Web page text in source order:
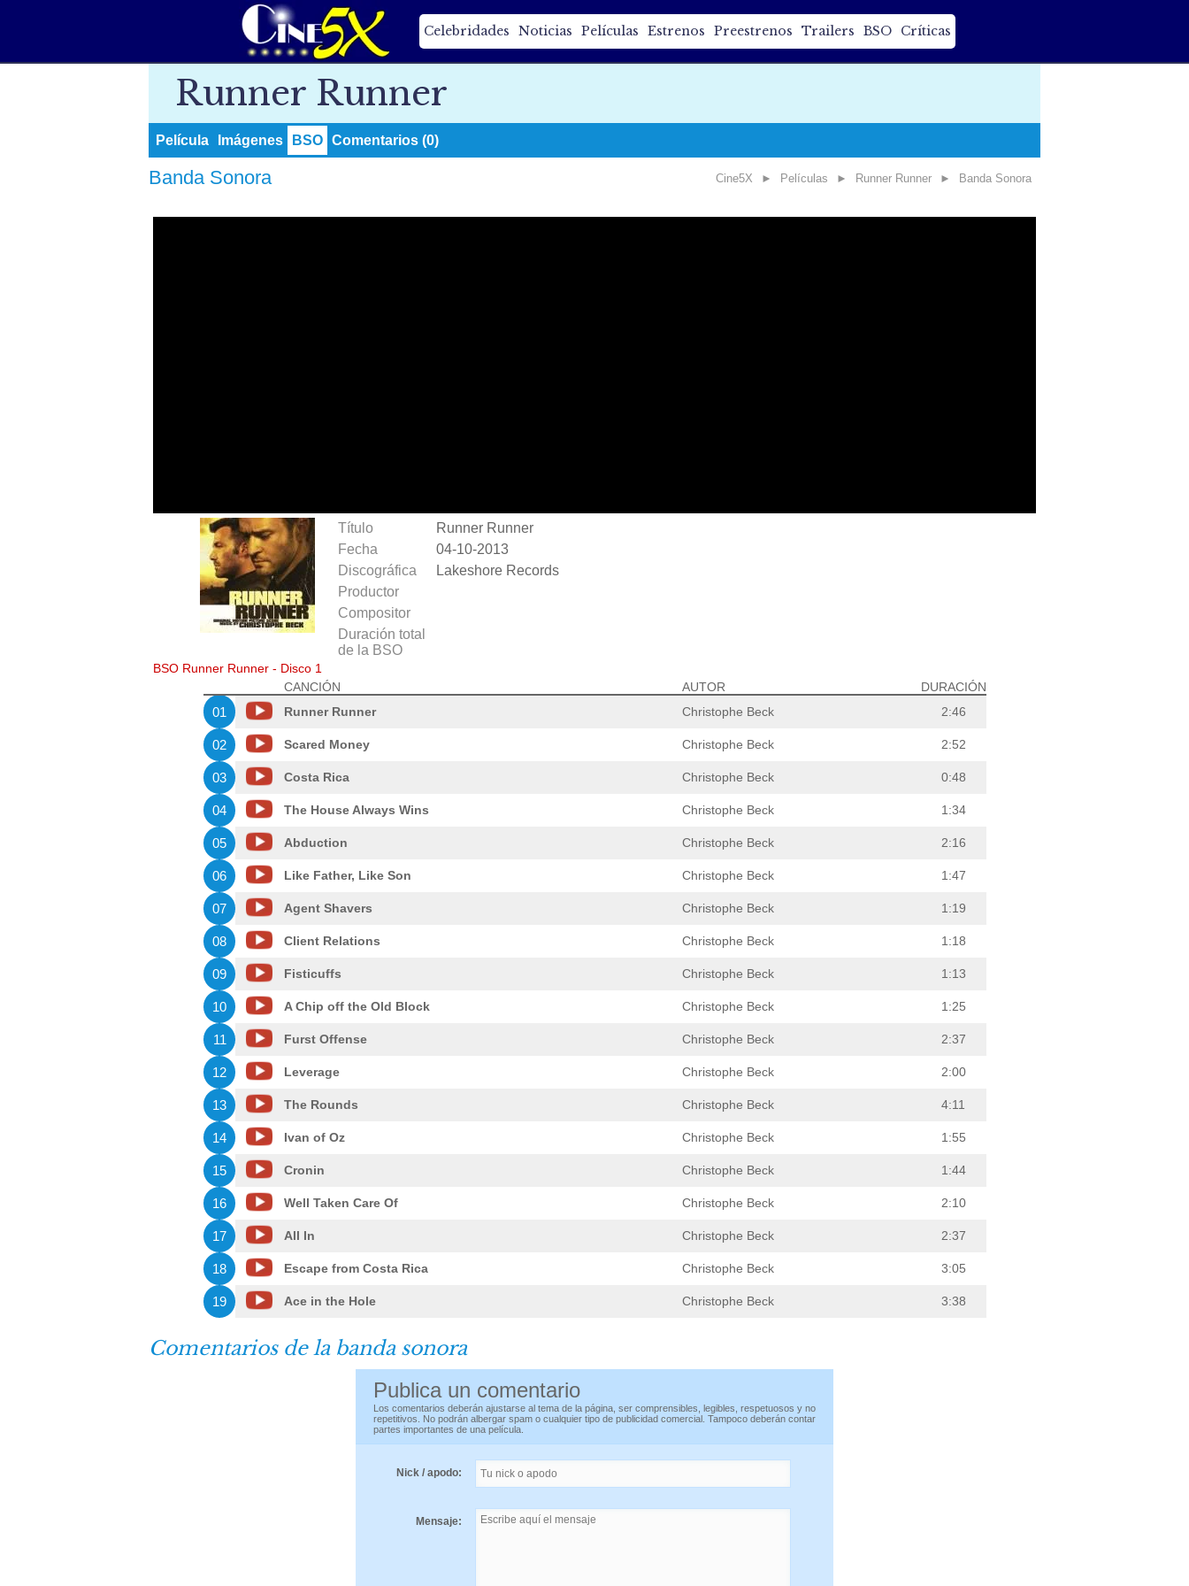
Celebridades Noticias Películas Estrenos Preestrenos Trailers BSO Críticas
Runner Runner
Película Imágenes BSO Comentarios (0)
Banda Sonora Cine5X ► Películas ► Runner Runner ► Banda Sonora
Título
Runner Runner
Fecha
04-10-2013
Discográfica
Lakeshore Records
Productor
Compositor
Duración total
de la BSO
BSO Runner Runner - Disco 1
CANCIÓN
AUTOR DURACIÓN
01 Runner Runner Christophe Beck 2:46
02 Scared Money Christophe Beck 2:52
03 Costa Rica Christophe Beck 0:48
04 The House Always Wins Christophe Beck 1:34
05 Abduction Christophe Beck 2:16
06 Like Father, Like Son Christophe Beck 1:47
07 Agent Shavers Christophe Beck 1:19
08 Client Relations Christophe Beck 1:18
09 Fisticuffs Christophe Beck 1:13
10 A Chip off the Old Block Christophe Beck 1:25
11 Furst Offense Christophe Beck 2:37
12 Leverage Christophe Beck 2:00
13 The Rounds Christophe Beck 4:11
14 Ivan of Oz Christophe Beck 1:55
15 Cronin Christophe Beck 1:44
16 Well Taken Care Of Christophe Beck 2:10
17 All In Christophe Beck 2:37
18 Escape from Costa Rica Christophe Beck 3:05
19 Ace in the Hole Christophe Beck 3:38
Comentarios de la banda sonora
Publica un comentario
Los comentarios deberán ajustarse al tema de la página, ser comprensibles, legibles, respetuosos y no
repetitivos. No podrán albergar spam o cualquier tipo de publicidad comercial. Tampoco deberán contar
partes importantes de una película.
Nick / apodo:
Mensaje: